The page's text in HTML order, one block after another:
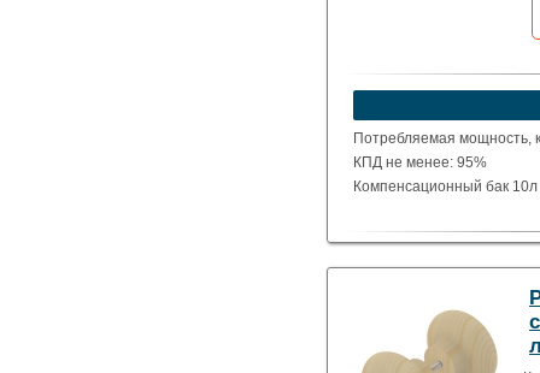
Потребляемая мощность,
КПД не менее: 95%
Компенсационный бак